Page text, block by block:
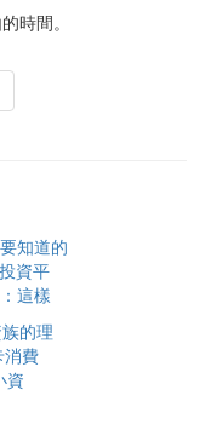
時間。
知道的
資平
這樣
的理
消費
資